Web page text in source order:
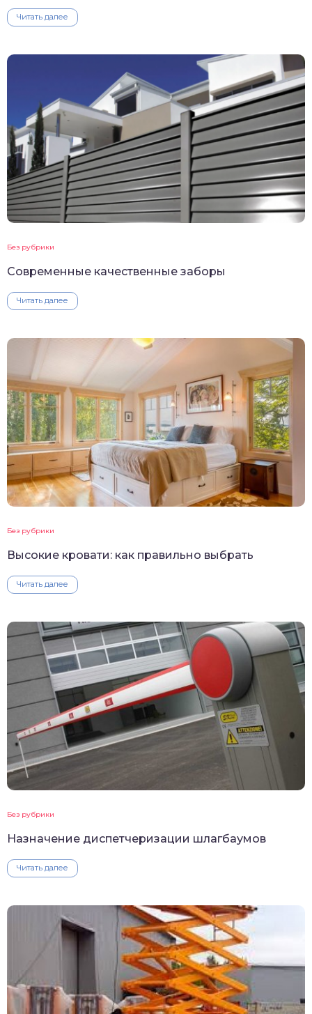
Читать далее
Без рубрики
Современные качественные заборы
Читать далее
Без рубрики
Высокие кровати: как правильно выбрать
Читать далее
Без рубрики
Назначение диспетчеризации шлагбаумов
Читать далее